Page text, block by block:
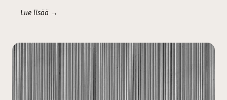
Lue lisää →